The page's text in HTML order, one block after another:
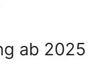
ab 2025